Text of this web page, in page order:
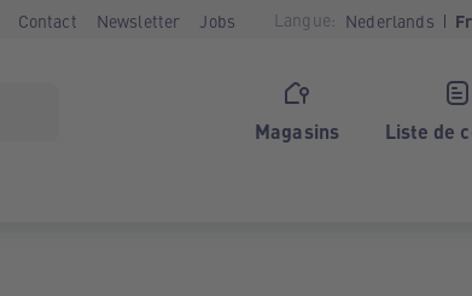
Contact Newsletter Jobs Langue: Nederlands
Magasins Liste de